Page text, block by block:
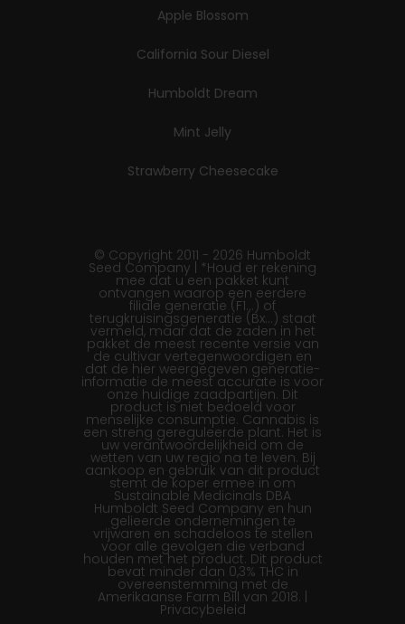
Apple Blossom
California Sour Diesel
Humboldt Dream
Mint Jelly
Strawberry Cheesecake
© Copyright 2011 - 2026 Humboldt
Seed Company | *Houd er rekening
mee dat u een pakket kunt
ontvangen waarop een eerdere
filiale generatie (F1…) of
terugkruisingsgeneratie (Bx…) staat
vermeld, maar dat de zaden in het
pakket de meest recente versie van
de cultivar vertegenwoordigen en
dat de hier weergegeven generatie-
informatie de meest accurate is voor
onze huidige zaadpartijen. Dit
product is niet bedoeld voor
menselijke consumptie. Cannabis is
een streng gereguleerde plant. Het is
uw verantwoordelijkheid om de
wetten van uw regio na te leven. Bij
aankoop en gebruik van dit product
stemt de koper ermee in om
Sustainable Medicinals DBA
Humboldt Seed Company en hun
gelieerde ondernemingen te
vrijwaren en schadeloos te stellen
voor alle gevolgen die verband
houden met het product. Dit product
bevat minder dan 0,3% THC in
overeenstemming met de
Amerikaanse Farm Bill van 2018. |
Privacybeleid